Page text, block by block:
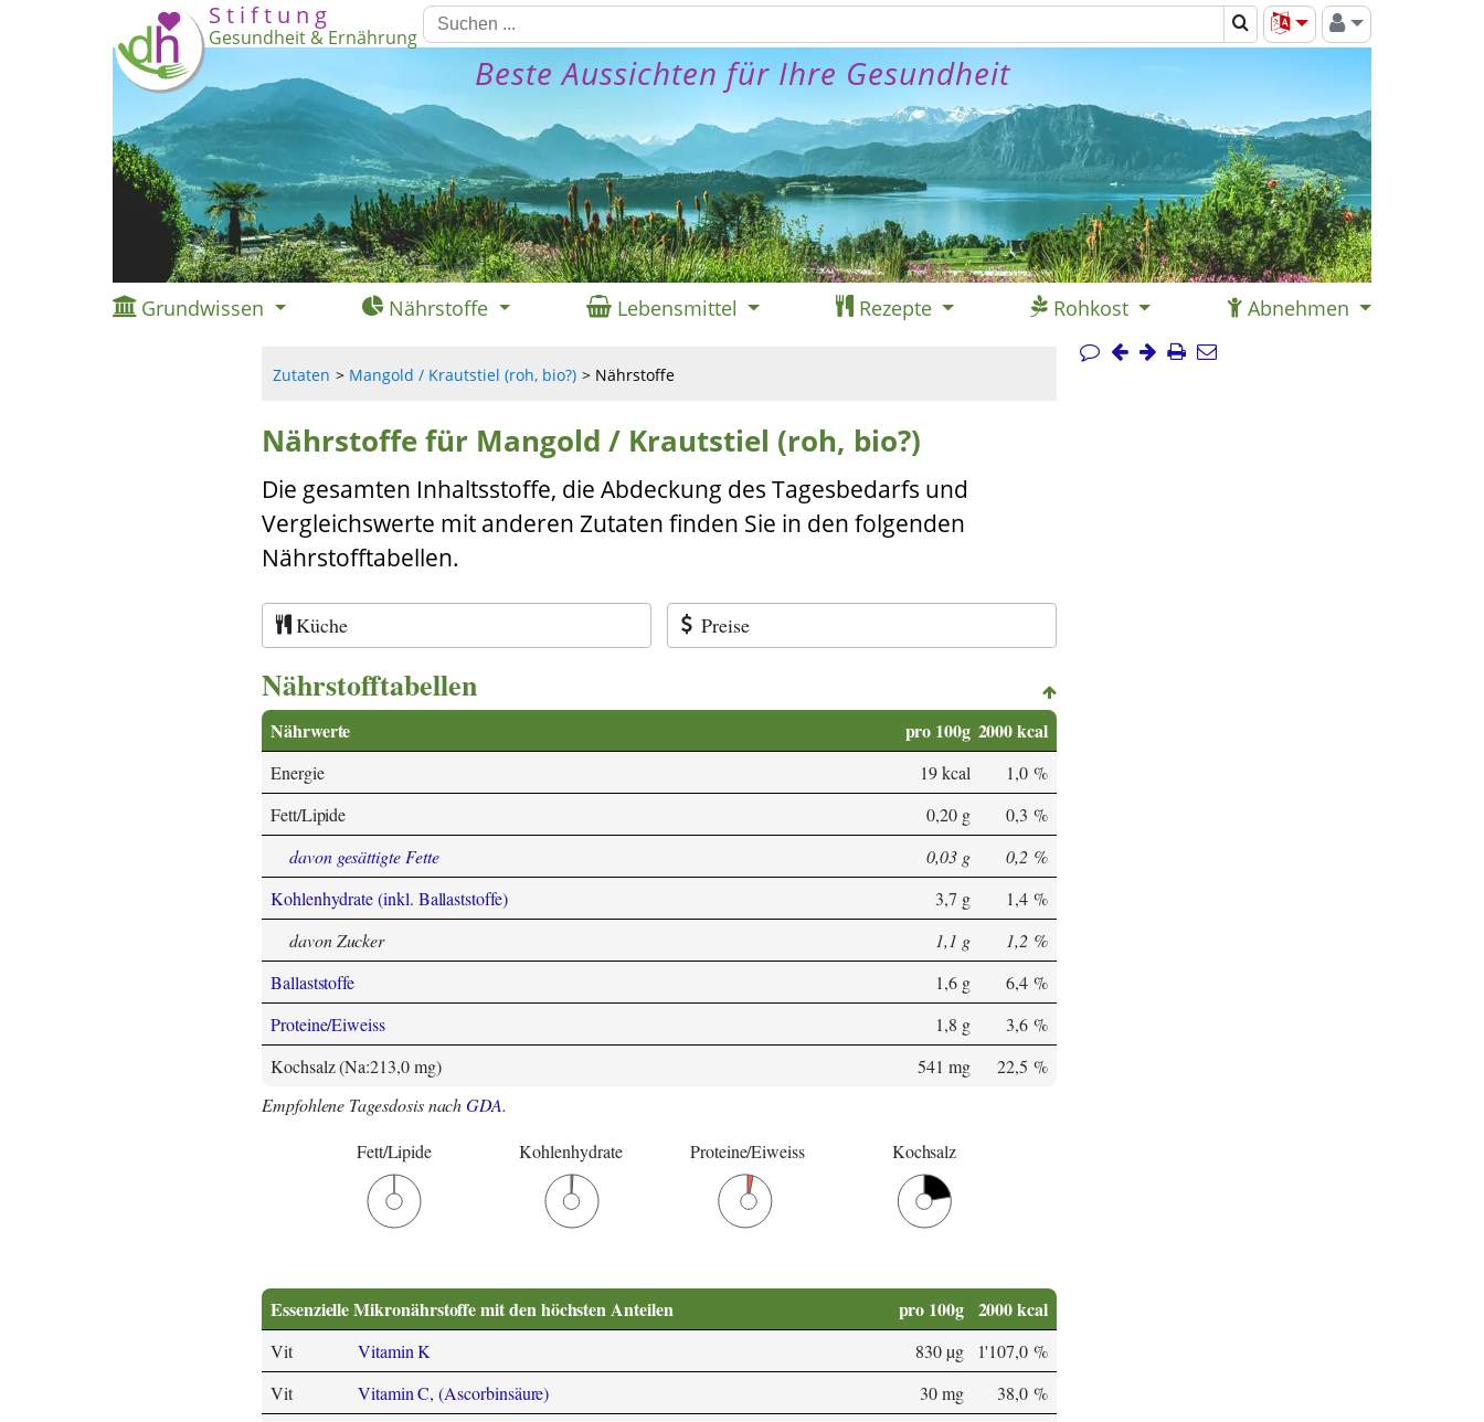
S t i f t u n g
Gesundheit & Ernährung
Beste Aussichten für Ihre Gesundheit
Grundwissen Nährstoffe Lebensmittel Rezepte Rohkost Abnehmen
Zutaten Mangold / Krautstiel (roh, bio?) Nährstoffe
Nährstoffe für Mangold / Krautstiel (roh, bio?)
Die gesamten Inhaltsstoffe, die Abdeckung des Tagesbedarfs und
Vergleichswerte mit anderen Zutaten finden Sie in den folgenden
Nährstofftabellen.
Küche Preise
Nährstofftabellen
Nährwerte pro 100g 2000 kcal
Energie 19 kcal
1,0 %
Fett/Lipide
0,20 g
0,3 %
davon gesättigte Fette
0,03 g
0,2 %
Kohlenhydrate (inkl. Ballaststoffe)
3,7 g
1,4 %
davon Zucker
1,1 g
1,2 %
Ballaststoffe
1,6 g
6,4 %
Proteine/Eiweiss
1,8 g
3,6 %
Kochsalz (Na:213,0 mg)
541 mg
22,5 %
Empfohlene Tagesdosis nachGDA.
Fett/Lipide
Kohlenhydrate Proteine/Eiweiss Kochsalz
Essenzielle Mikronährstoffe mit den höchsten Anteilen pro 100g 2000 kcal
Vit Vitamin K 830 µg
1'107,0 %
Vit
Vitamin C, (Ascorbinsäure) 30 mg
38,0 %